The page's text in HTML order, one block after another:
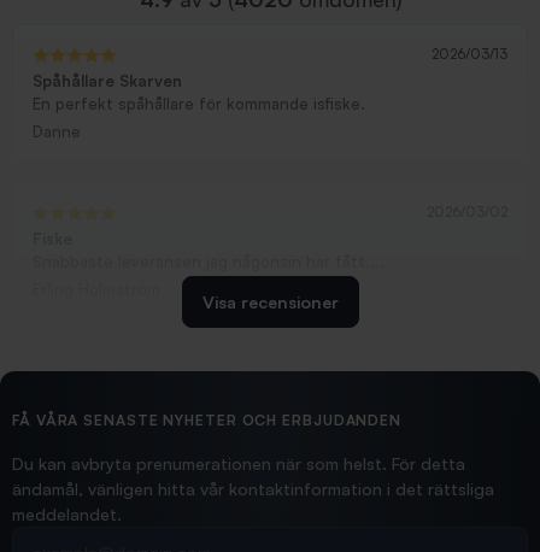
2026/03/13
Spåhållare Skarven
En perfekt spåhållare för kommande isfiske.
Danne
2026/02/19
Hittade exakt vad jag behövde. Snabb och bra...
Visa recensioner
FÅ VÅRA SENASTE NYHETER OCH ERBJUDANDEN
Du kan avbryta prenumerationen när som helst. För detta
ändamål, vänligen hitta vår kontaktinformation i det rättsliga
meddelandet.